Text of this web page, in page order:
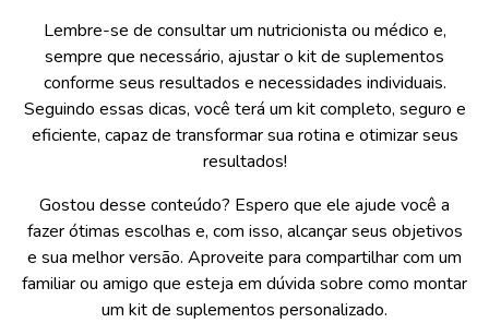
Lembre-se de consultar um nutricionista ou médico e,
sempre que necessário, ajustar o kit de suplementos
conforme seus resultados e necessidades individuais.
Seguindo essas dicas, você terá um kit completo, seguro e
eficiente, capaz de transformar sua rotina e otimizar seus
resultados!
Gostou desse conteúdo? Espero que ele ajude você a
fazer ótimas escolhas e, com isso, alcançar seus objetivos
e sua melhor versão. Aproveite para compartilhar com um
familiar ou amigo que esteja em dúvida sobre como montar
um kit de suplementos personalizado.